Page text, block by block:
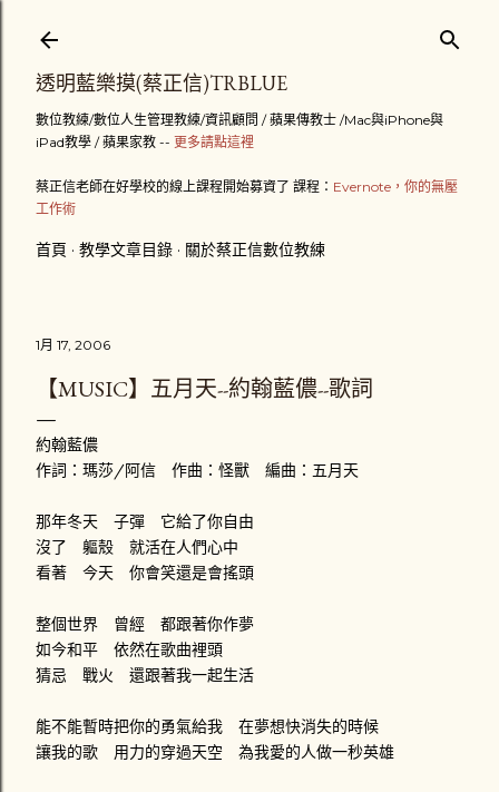
透明藍樂摸(蔡正信)TRBLUE
數位教練/數位人生管理教練/資訊顧問 / 蘋果傳教士 /Mac與iPhone與
iPad教學 / 蘋果家教 -- 更多請點這裡
蔡正信老師在好學校的線上課程開始募資了 課程： Evernote，你的無壓
工作術
首頁 教學文章目錄 關於蔡正信數位教練
1月 17, 2006
【MUSIC】五月天--約翰藍儂--歌詞
約翰藍儂
作詞：瑪莎/阿信 作曲：怪獸 編曲：五月天
那年冬天 子彈 它給了你自由
沒了 軀殼 就活在人們心中
看著 今天 你會笑還是會搖頭
整個世界 曾經 都跟著你作夢
如今和平 依然在歌曲裡頭
猜忌 戰火 還跟著我一起生活
能不能暫時把你的勇氣給我 在夢想快消失的時候
讓我的歌 用力的穿過天空 為我愛的人做一秒英雄